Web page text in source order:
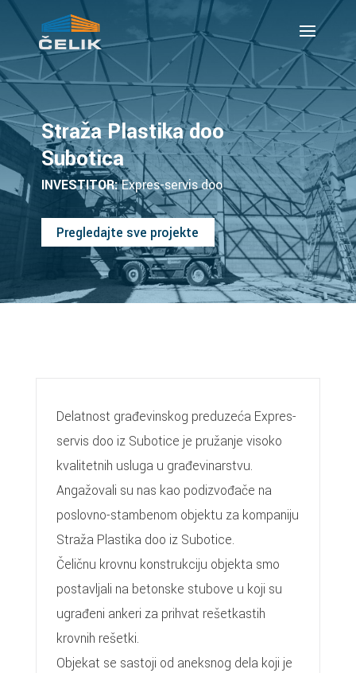
Straža Plastika doo
Subotica
INVESTITOR:Expres-servis doo
Pregledajte sve projekte
Delatnost građevinskog preduzeća Expres-
servis doo iz Subotice je pružanje visoko
kvalitetnih usluga u građevinarstvu.
Angažovali su nas kao podizvođače na
poslovno-stambenom objektu za kompaniju
Straža Plastika doo iz Subotice.
Čeličnu krovnu konstrukciju objekta smo
postavljali na betonske stubove u koji su
ugrađeni ankeri za prihvat rešetkastih
krovnih rešetki.
Objekat se sastoji od aneksnog dela koji je